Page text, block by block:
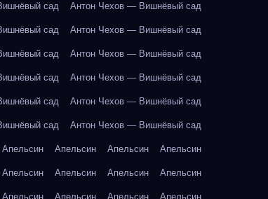
сад Антон Чехов — Вишнёвый сад
сад Антон Чехов — Вишнёвый сад
сад Антон Чехов — Вишнёвый сад
сад Антон Чехов — Вишнёвый сад
сад Антон Чехов — Вишнёвый сад
сад Антон Чехов — Вишнёвый сад
Апельсин Апельсин Апельсин Апельсин
Апельсин Апельсин Апельсин Апельсин
Апельсин Апельсин Апельсин Апельсин